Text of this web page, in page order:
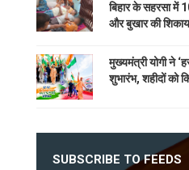
बिहार के सहरसा में
और बुखार की
मुख्यमंत्री योगी ने
शुभारंभ, शहीदों को
SUBSCRIBE TO FEEDS